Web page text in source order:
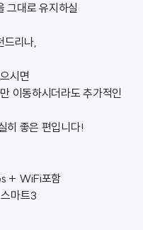
그대로 유지하실
드리나,
시면
이동하시더라도 추가적인
히 좋은 편입니다!
+ WiFi포함
마트3